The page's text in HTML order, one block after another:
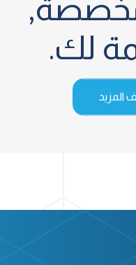
لك.
المزيد